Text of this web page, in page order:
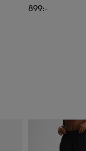
899:-